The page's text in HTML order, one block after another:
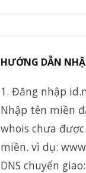
HƯỚNG DẪN
1. Đăng nhập
Nhập tên miền
whois chưa
miền. vì dụ:
DNS chuyển